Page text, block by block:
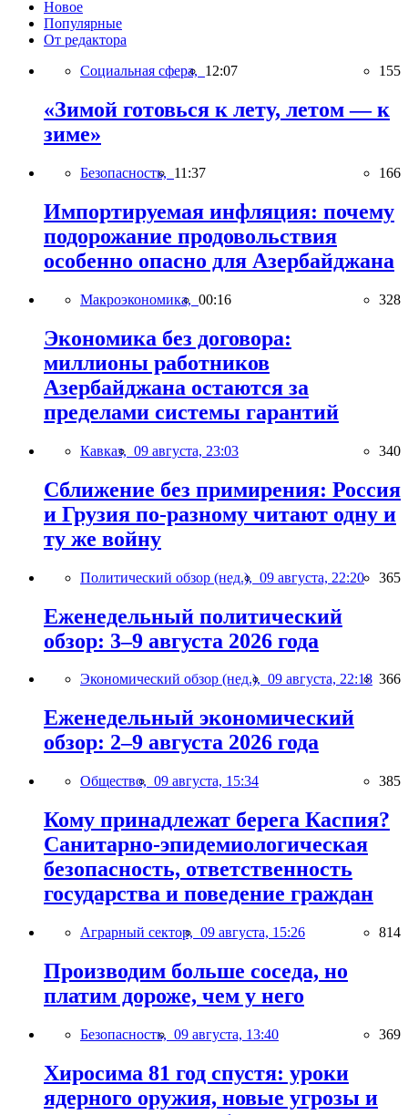
Новое
Популярные
От редактора
Социальная сфера, 12:07 155
«Зимой готовься к лету, летом — к
зиме»
Безопасность, 11:37 166
Импортируемая инфляция: почему
подорожание продовольствия
особенно опасно для Азербайджана
Макроэкономика, 00:16 328
Экономика без договора:
миллионы работников
Азербайджана остаются за
пределами системы гарантий
Кавказ, 09 августа, 23:03 340
Сближение без примирения: Россия
и Грузия по-разному читают одну и
ту же войну
Политический обзор (нед.), 09 августа, 22:20 365
Еженедельный политический
обзор: 3–9 августа 2026 года
Экономический обзор (нед.), 09 августа, 22:18 366
Еженедельный экономический
обзор: 2–9 августа 2026 года
Общество, 09 августа, 15:34 385
Кому принадлежат берега Каспия?
Санитарно-эпидемиологическая
безопасность, ответственность
государства и поведение граждан
Аграрный сектор, 09 августа, 15:26 814
Производим больше соседа, но
платим дороже, чем у него
Безопасность, 09 августа, 13:40 369
Хиросима 81 год спустя: уроки
ядерного оружия, новые угрозы и